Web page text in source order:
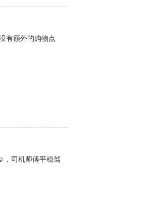
有额外的购物点
，司机师傅平稳驾